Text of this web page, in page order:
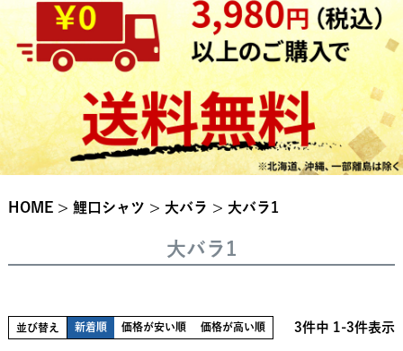
HOME 鯉口シャツ 大バラ 大バラ1
大バラ1
並び替え 新着順 価格が安い順 価格が高い順 3件中 1-3件表示